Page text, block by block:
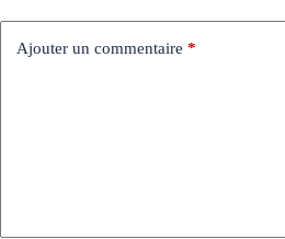
Ajouter un commentaire *